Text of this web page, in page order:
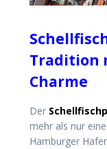
Tradition
Charme
Der
mehr als nur
Hamburger